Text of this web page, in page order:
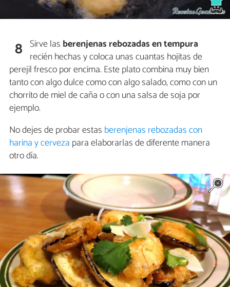
8 Sirve las berenjenas rebozadas en tempura
recién hechas y coloca unas cuantas hojitas de
perejil fresco por encima. Este plato combina muy bien
tanto con algo dulce como con algo salado, como con un
chorrito de miel de caña o con una salsa de soja por
ejemplo.
No dejes de probar estas berenjenas rebozadas con
harina y cerveza para elaborarlas de diferente manera
otro día.